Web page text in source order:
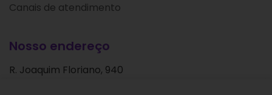
Canais de atendimento
Nosso endereço
R. Joaquim Floriano, 940